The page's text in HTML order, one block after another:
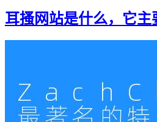
耳搔网站是什么，它主